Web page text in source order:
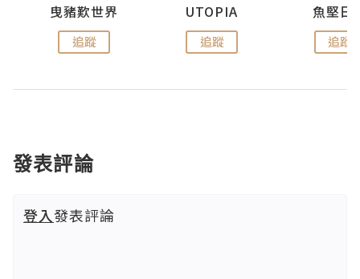
曳豬歎世界
追蹤
UTOPIA
追蹤
魚堅日
追蹤
發表評論
登入發表評論